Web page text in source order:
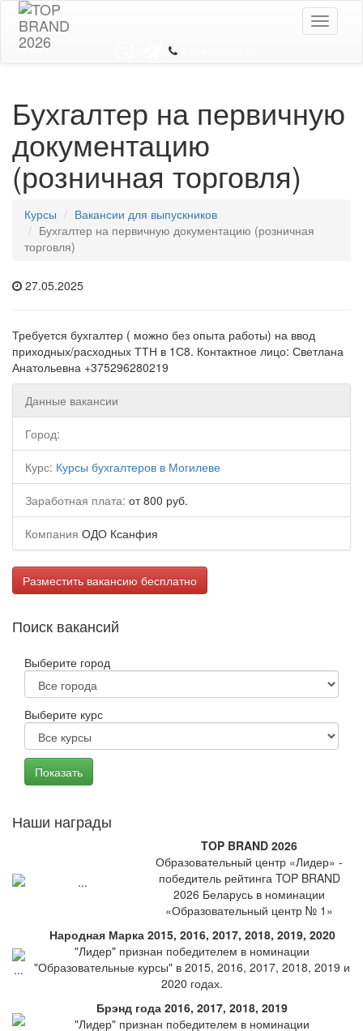
Toggle
Бухгалтер на первичную
документацию
(розничная торговля)
Курсы
Вакансии для выпускников
Бухгалтер на первичную документацию (розничная
торговля)
27.05.2025
Требуется бухгалтер ( можно без опыта работы) на ввод
приходных/расходных ТТН в 1С8. Контактное лицо: Светлана
Анатольевна +375296280219
Данные вакансии
Город:
Курс: Курсы бухгалтеров в Могилеве
Заработная плата: от 800 руб.
Компания ОДО Ксанфия
Разместить вакансию бесплатно
Поиск вакансий
Выберите город
Выберите курс
Наши награды
TOP BRAND 2026
Образовательный центр «Лидер» -
победитель рейтинга TOP BRAND
2026 Беларусь в номинации
«Образовательный центр № 1»
Народная Марка 2015, 2016, 2017, 2018, 2019, 2020
"Лидер" признан победителем в номинации
"Образовательные курсы" в 2015, 2016, 2017, 2018, 2019 и
2020 годах.
Брэнд года 2016, 2017, 2018, 2019
"Лидер" признан победителем в номинации